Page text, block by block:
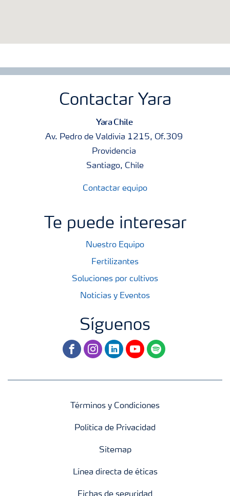
Contactar Yara
Yara Chile
Av. Pedro de Valdivia 1215, Of.309
Providencia
Santiago, Chile
Contactar equipo
Te puede interesar
Nuestro Equipo
Fertilizantes
Soluciones por cultivos
Noticias y Eventos
Síguenos
facebookinstagram
linkedinyoutubespotify
Términos y Condiciones
Política de Privacidad
Sitemap
Línea directa de éticas